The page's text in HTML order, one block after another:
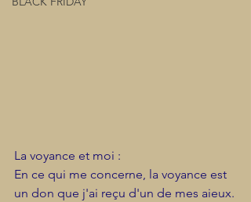
La voyance et moi :
En ce qui me concerne, la voyance est
un don que j'ai reçu d'un de mes aieux.